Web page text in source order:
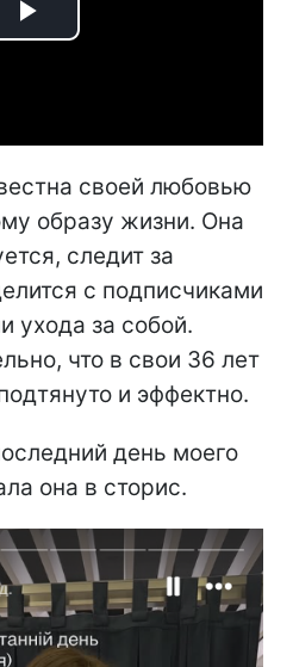
Play
своей любовью
образу жизни. Она
следит за
с подписчиками
ухода за собой.
что в свои 36 лет
и эффектно.
день моего
она в сторис.